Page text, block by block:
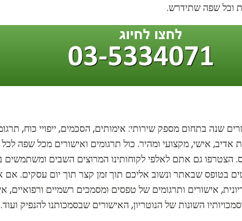
וכל שפה שתידרש.
שנה בתחום מספק שירותי: אימותים, הסכמים, ייפויי כוח,
אדיב, אישי, מקצועי ומהיר. כול תרגומים ואישורים מכל שפה
הצטרפו גם אתם לאלפי לקוחותינו המרוצים השבים
בטופס שבאתר ונשוב אליכם תוך זמן קצר תוך יום עסקים. אם
אישורים ותרגומים של טפסים ומסמכים רשמיים ורפואיים,
השונות של הנוטריון, האישורים שבסמכותנו להנפיק